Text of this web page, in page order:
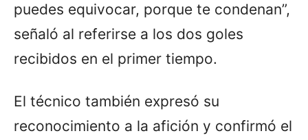
puedes equivocar, porque te condenan”,
señaló al referirse a los dos goles
recibidos en el primer tiempo.
El técnico también expresó su
reconocimiento a la afición y confirmó el